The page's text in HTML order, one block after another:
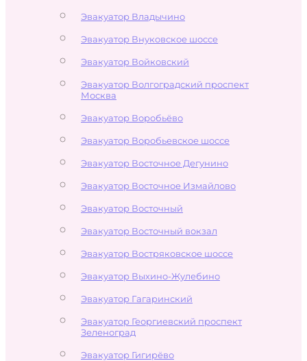
Эвакуатор Владычино
Эвакуатор Внуковское шоссе
Эвакуатор Войковский
Эвакуатор Волгоградский проспект
Москва
Эвакуатор Воробьёво
Эвакуатор Воробьевское шоссе
Эвакуатор Восточное Дегунино
Эвакуатор Восточное Измайлово
Эвакуатор Восточный
Эвакуатор Восточный вокзал
Эвакуатор Востряковское шоссе
Эвакуатор Выхино-Жулебино
Эвакуатор Гагаринский
Эвакуатор Георгиевский проспект
Зеленоград
Эвакуатор Гигирёво